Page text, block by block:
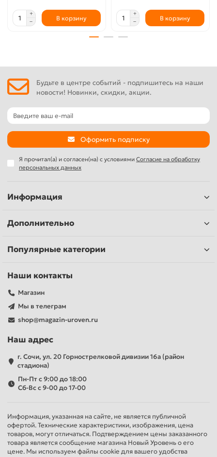
В корзину В корзину
Будьте в центре событий - подпишитесь на наши
новости! Новинки, скидки, акции.
Оформить подписку
Я прочитал(а) и согласен(на) с условиями Согласие на обработку
персональных данных
Информация
Дополнительно
Популярные категории
Наши контакты
Магазин
Мы в телеграм
shop@magazin-uroven.ru
Наш адрес
г. Сочи, ул. 20 Горнострелковой дивизии 16а (район
стадиона)
Пн-Пт с 9:00 до 18:00
Сб-Вс с 9-00 до 17-00
Информация, указанная на сайте, не является публичной
офертой. Технические характеристики, изображения, цена
товаров, могут отличаться. Подтверждением цены заказанного
товара является сообщение магазина Новый Уровень о его
цене. Мы используем файлы cookie для вашего удобства